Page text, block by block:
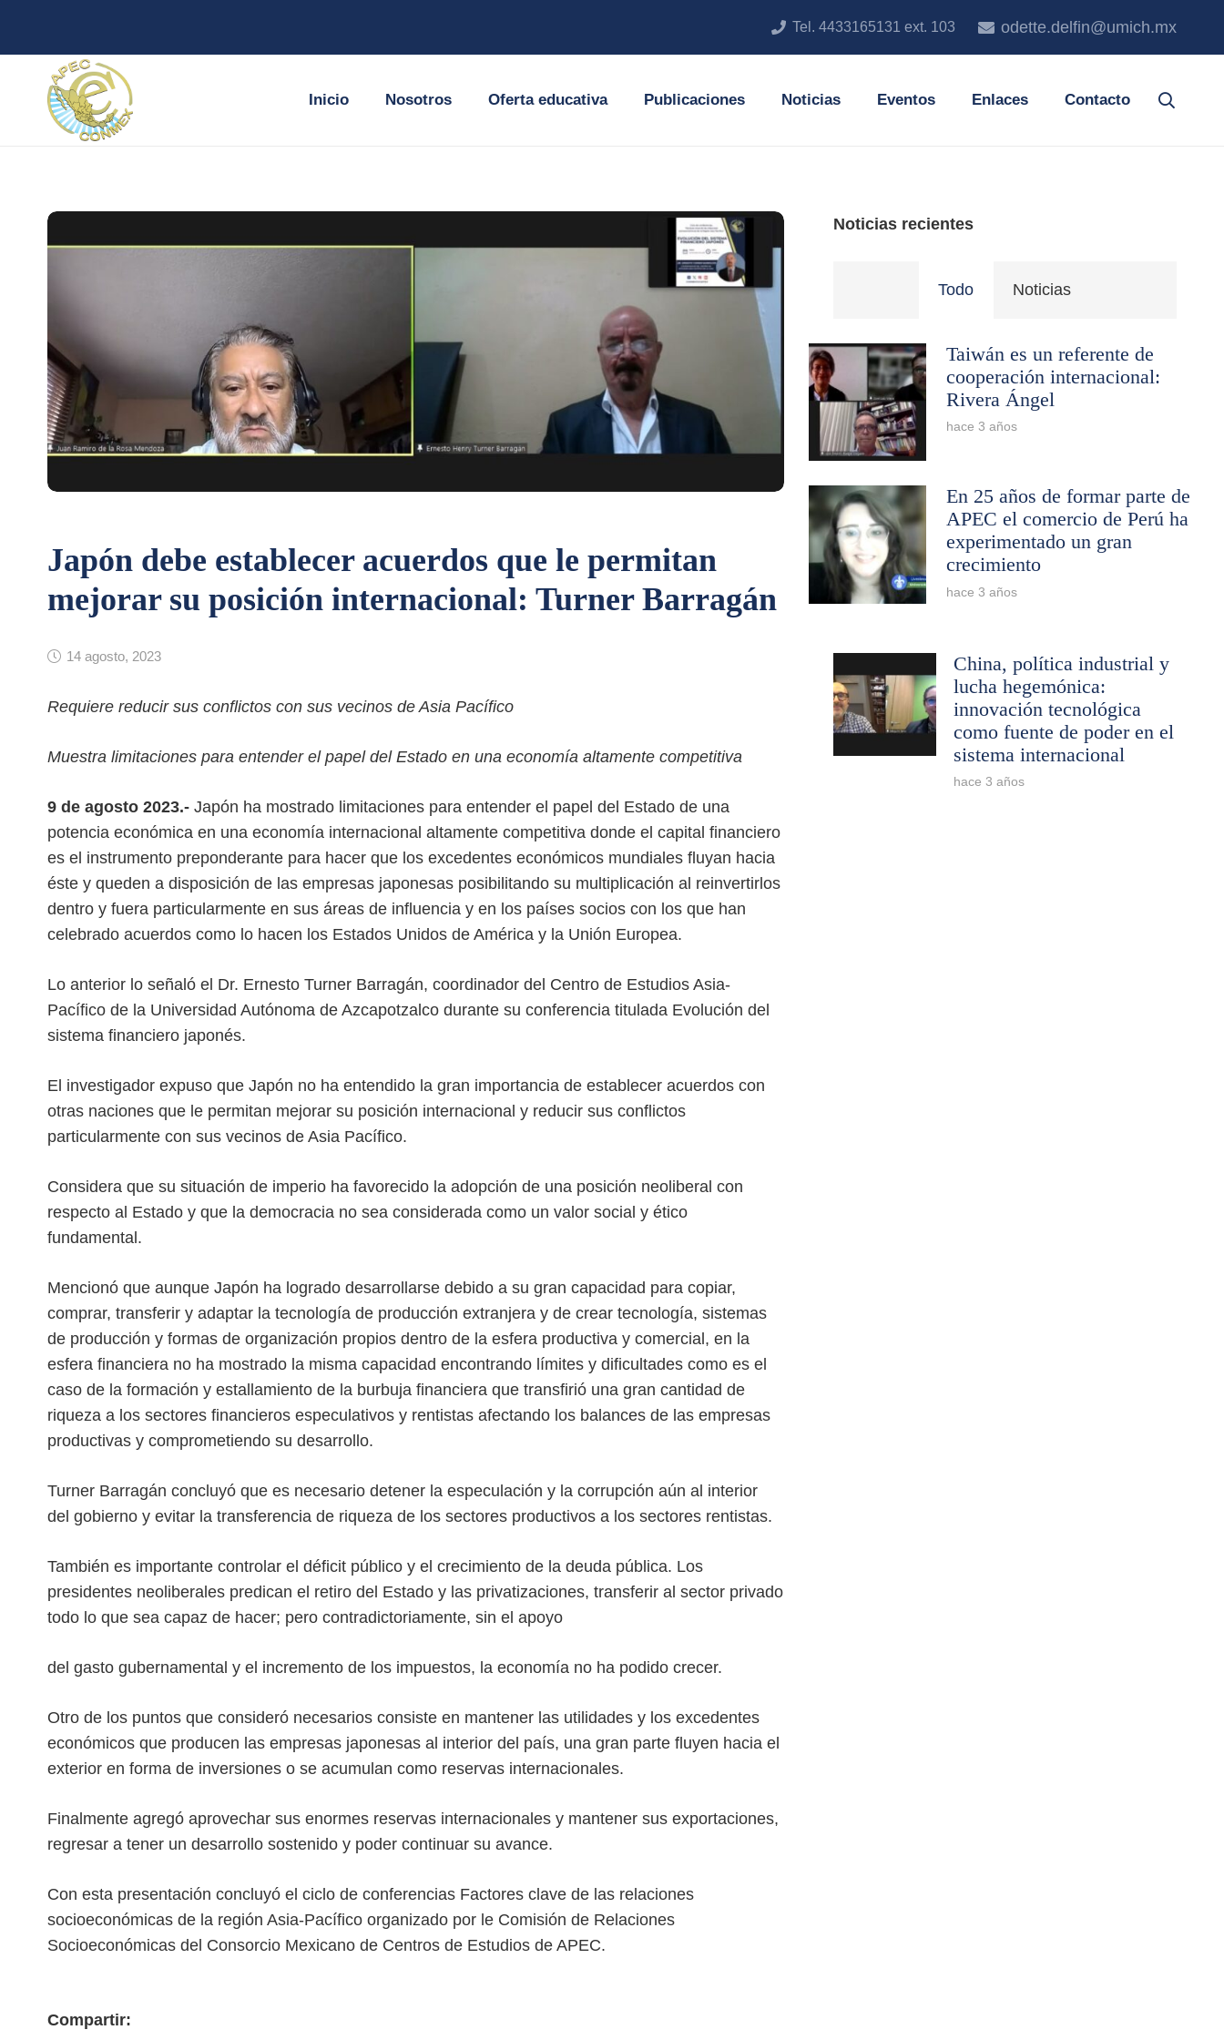
Tel. 4433165131 ext. 103 odette.delfin@umich.mx
Inicio Nosotros Oferta educativa Publicaciones Noticias Eventos Enlaces Contacto
Japón debe establecer acuerdos que le permitan
mejorar su posición internacional: Turner Barragán
14 agosto, 2023
Requiere reducir sus conflictos con sus vecinos de Asia Pacífico
Muestra limitaciones para entender el papel del Estado en una economía altamente competitiva
9 de agosto 2023.- Japón ha mostrado limitaciones para entender el papel del Estado de una
potencia económica en una economía internacional altamente competitiva donde el capital financiero
es el instrumento preponderante para hacer que los excedentes económicos mundiales fluyan hacia
éste y queden a disposición de las empresas japonesas posibilitando su multiplicación al reinvertirlos
dentro y fuera particularmente en sus áreas de influencia y en los países socios con los que han
celebrado acuerdos como lo hacen los Estados Unidos de América y la Unión Europea.
Lo anterior lo señaló el Dr. Ernesto Turner Barragán, coordinador del Centro de Estudios Asia-
Pacífico de la Universidad Autónoma de Azcapotzalco durante su conferencia titulada Evolución del
sistema financiero japonés.
El investigador expuso que Japón no ha entendido la gran importancia de establecer acuerdos con
otras naciones que le permitan mejorar su posición internacional y reducir sus conflictos
particularmente con sus vecinos de Asia Pacífico.
Considera que su situación de imperio ha favorecido la adopción de una posición neoliberal con
respecto al Estado y que la democracia no sea considerada como un valor social y ético
fundamental.
Mencionó que aunque Japón ha logrado desarrollarse debido a su gran capacidad para copiar,
comprar, transferir y adaptar la tecnología de producción extranjera y de crear tecnología, sistemas
de producción y formas de organización propios dentro de la esfera productiva y comercial, en la
esfera financiera no ha mostrado la misma capacidad encontrando límites y dificultades como es el
caso de la formación y estallamiento de la burbuja financiera que transfirió una gran cantidad de
riqueza a los sectores financieros especulativos y rentistas afectando los balances de las empresas
productivas y comprometiendo su desarrollo.
Turner Barragán concluyó que es necesario detener la especulación y la corrupción aún al interior
del gobierno y evitar la transferencia de riqueza de los sectores productivos a los sectores rentistas.
También es importante controlar el déficit público y el crecimiento de la deuda pública. Los
presidentes neoliberales predican el retiro del Estado y las privatizaciones, transferir al sector privado
todo lo que sea capaz de hacer; pero contradictoriamente, sin el apoyo
del gasto gubernamental y el incremento de los impuestos, la economía no ha podido crecer.
Otro de los puntos que consideró necesarios consiste en mantener las utilidades y los excedentes
económicos que producen las empresas japonesas al interior del país, una gran parte fluyen hacia el
exterior en forma de inversiones o se acumulan como reservas internacionales.
Finalmente agregó aprovechar sus enormes reservas internacionales y mantener sus exportaciones,
regresar a tener un desarrollo sostenido y poder continuar su avance.
Con esta presentación concluyó el ciclo de conferencias Factores clave de las relaciones
socioeconómicas de la región Asia-Pacífico organizado por le Comisión de Relaciones
Socioeconómicas del Consorcio Mexicano de Centros de Estudios de APEC.
Compartir:
Noticias recientes
Todo Noticias
Taiwán es un referente de
cooperación internacional:
Rivera Ángel
hace 3 años
En 25 años de formar parte de
APEC el comercio de Perú ha
experimentado un gran
crecimiento
hace 3 años
China, política industrial y
lucha hegemónica:
innovación tecnológica
como fuente de poder en el
sistema internacional
hace 3 años